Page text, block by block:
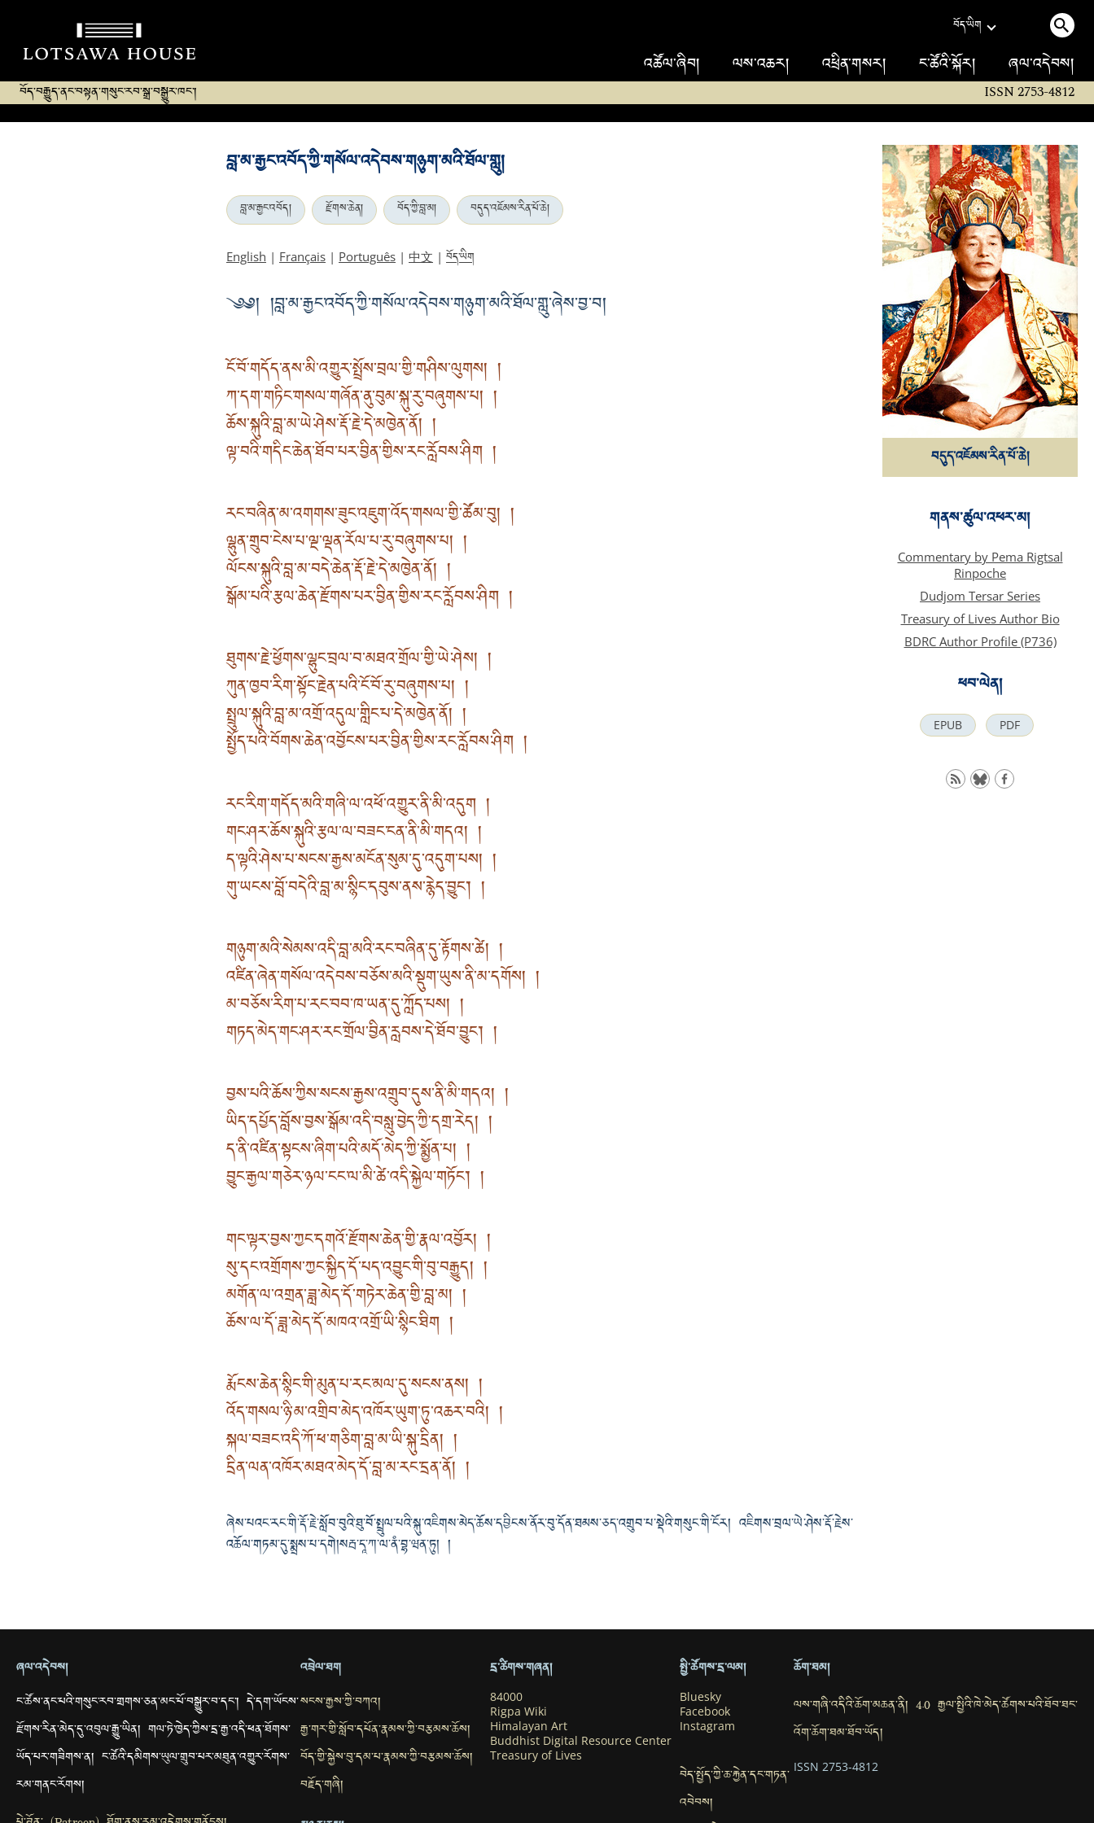
བོད་ཡིག
འཚོལ་ཞིབ། ལས་འཆར། འཕྲིན་གསར། ང་ཚོའི་སྐོར། ཞལ་འདེབས།
བོད་བརྒྱུད་ནང་བསྟན་གསུང་རབ་སྒྲ་བསྒྱུར་ཁང་། ISSN 2753-4812
བླ་མ་རྒྱང་འབོད་ཀྱི་གསོལ་འདེབས་གཉུག་མའི་ཐོལ་གླུ།
བླ་མ་རྒྱང་འབོད། རྫོགས་ཆེན། བོད་ཀྱི་བླ་མ། བདུད་འཇོམས་རིན་པོ་ཆེ།
English | Français | Português | 中文 | བོད་ཡིག
༄༅། །བླ་མ་རྒྱང་འབོད་ཀྱི་གསོལ་འདེབས་གཉུག་མའི་ཐོལ་གླུ་ཞེས་བྱ་བ།
ངོ་བོ་གདོད་ནས་མི་འགྱུར་སྤྲོས་བྲལ་གྱི་གཤིས་ལུགས། །
ཀ་དག་གཏིང་གསལ་གཞོན་ནུ་བུམ་སྐུ་རུ་བཞུགས་པ། །
ཆོས་སྐུའི་བླ་མ་ཡེ་ཤེས་རྡོ་རྗེ་དེ་མཁྱེན་ནོ། །
ལྟ་བའི་གདིང་ཆེན་ཐོབ་པར་བྱིན་གྱིས་རང་རློབས་ཤིག །
རང་བཞིན་མ་འགགས་ཟུང་འཇུག་འོད་གསལ་གྱི་ཚོམ་བུ། །
ལྷུན་གྲུབ་ངེས་པ་ལྔ་ལྡན་རོལ་པ་རུ་བཞུགས་པ། །
ལོངས་སྐུའི་བླ་མ་བདེ་ཆེན་རྡོ་རྗེ་དེ་མཁྱེན་ནོ། །
སྒོམ་པའི་རྩལ་ཆེན་རྫོགས་པར་བྱིན་གྱིས་རང་རློབས་ཤིག །
ཐུགས་རྗེ་ཕྱོགས་ལྷུང་བྲལ་བ་མཐའ་གྲོལ་གྱི་ཡེ་ཤེས། །
ཀུན་ཁྱབ་རིག་སྟོང་རྗེན་པའི་ངོ་བོ་རུ་བཞུགས་པ། །
སྤྲུལ་སྐུའི་བླ་མ་འགྲོ་འདུལ་གླིང་པ་དེ་མཁྱེན་ནོ། །
སྤྱོད་པའི་བོགས་ཆེན་འབྱོངས་པར་བྱིན་གྱིས་རང་རློབས་ཤིག །
རང་རིག་གདོད་མའི་གཞི་ལ་འཕོ་འགྱུར་ནི་མི་འདུག །
གང་ཤར་ཆོས་སྐུའི་རྩལ་ལ་བཟང་ངན་ནི་མི་གདའ། །
ད་ལྟའི་ཤེས་པ་སངས་རྒྱས་མངོན་སུམ་དུ་འདུག་པས། །
གུ་ཡངས་བློ་བདེའི་བླ་མ་སྙིང་དབུས་ནས་རྙེད་བྱུང༌། །
གཉུག་མའི་སེམས་འདི་བླ་མའི་རང་བཞིན་དུ་རྟོགས་ཚེ། །
འཛིན་ཞེན་གསོལ་འདེབས་བཅོས་མའི་སྡུག་ཡུས་ནི་མ་དགོས། །
མ་བཅོས་རིག་པ་རང་བབ་ཁ་ཡན་དུ་ཀློད་པས། །
གཏད་མེད་གང་ཤར་རང་གྲོལ་བྱིན་རླབས་དེ་ཐོབ་བྱུང༌། །
བྱས་པའི་ཆོས་ཀྱིས་སངས་རྒྱས་འགྲུབ་དུས་ནི་མི་གདའ། །
ཡིད་དཔྱོད་བློས་བྱས་སྒོམ་འདི་བསླུ་བྱེད་ཀྱི་དགྲ་རེད། །
ད་ནི་འཛིན་སྟངས་ཞིག་པའི་མདོ་མེད་ཀྱི་སྨྱོན་པ། །
བྱུང་རྒྱལ་གཅེར་ཉལ་ངང་ལ་མི་ཚེ་འདི་སྐྱེལ་གཏོང༌། །
གང་ལྟར་བྱས་ཀྱང་དགའོ་རྫོགས་ཆེན་གྱི་རྣལ་འབྱོར། །
སུ་དང་འགྲོགས་ཀྱང་སྐྱིད་དོ་པད་འབྱུང་གི་བུ་བརྒྱུད། །
མགོན་ལ་འགྲན་ཟླ་མེད་དོ་གཏེར་ཆེན་གྱི་བླ་མ། །
ཆོས་ལ་དོ་ཟླ་མེད་དོ་མཁའ་འགྲོ་ཡི་སྙིང་ཐིག །
རྨོངས་ཆེན་སྙིང་གི་མུན་པ་རང་མལ་དུ་སངས་ནས། །
འོད་གསལ་ཉི་མ་འགྲིབ་མེད་འཁོར་ཡུག་ཏུ་འཆར་བའི། །
སྐལ་བཟང་འདི་ཀོ་ཕ་གཅིག་བླ་མ་ཡི་སྐུ་དྲིན། །
དྲིན་ལན་འཁོར་མཐའ་མེད་དོ་བླ་མ་རང་དྲན་ནོ། །
ཞེས་པའང་རང་གི་རྡོ་རྗེ་སློབ་བུའི་ཐུ་བོ་སྤྲུལ་པའི་སྐུ་འཇིགས་མེད་ཆོས་དབྱིངས་ནོར་བུ་དོན་ཐམས་ཅད་འགྲུབ་པ་སྡེའི་གསུང་གི་ངོར། འཇིགས་བྲལ་ཡེ་ཤེས་རྡོ་རྗེས་
འཆོལ་གཏམ་དུ་སྨྲས་པ་དགེ །སརྦ་དཱ་ཀ་ལ་ནཾ་བྷ་ཝན་ཏུ། །
བདུད་འཇོམས་རིན་པོ་ཆེ།
གནས་ཚུལ་འཕར་མ།
Commentary by Pema Rigtsal
Rinpoche
Dudjom Tersar Series
Treasury of Lives Author Bio
BDRC Author Profile (P736)
ཕབ་ལེན།
EPUB PDF
ཞལ་འདེབས།
ང་ཚོས་ནང་པའི་གསུང་རབ་གྲགས་ཅན་མང་པོ་བསྒྱུར་བ་དང་། དེ་དག་ཡོངས་
རྫོགས་རིན་མེད་དུ་འབུལ་རྒྱུ་ཡིན། གལ་ཏེ་ཁྱེད་ཀྱིས་དྲ་རྒྱ་འདི་ཕན་ཐོགས་
ཡོད་པར་གཟིགས་ན། ང་ཚོའི་དམིགས་ཡུལ་གྲུབ་པར་མཐུན་འགྱུར་རོགས་
རམ་གནང་རོགས།
འབྲེལ་ཐག
སངས་རྒྱས་ཀྱི་བཀའ།
རྒྱ་གར་གྱི་སློབ་དཔོན་རྣམས་ཀྱི་བརྩམས་ཆོས།
བོད་གྱི་སྐྱེས་བུ་དམ་པ་རྣམས་ཀྱི་བརྩམས་ཆོས།
བརྗོད་གཞི།
དྲ་ཚིགས་གཞན།
84000
Rigpa Wiki
Himalayan Art
Buddhist Digital Resource Center
Treasury of Lives
སྤྱི་ཚོགས་དྲ་ལམ།
Bluesky
Facebook
Instagram
བེད་སྤྱོད་ཀྱི་ཆ་རྐྱེན་དང་གཏན་
འབེབས།
ཆོག་ཐམ།
ལས་གཞི་འདིའི་ཆོག་མཆན་ནི། 4.0 རྒྱལ་སྤྱིའི་ཁེ་མེད་ཚོགས་པའི་ཐོབ་ཐང་
འོག་ཆོག་ཐམ་ཐོབ་ཡོད།
ISSN 2753-4812